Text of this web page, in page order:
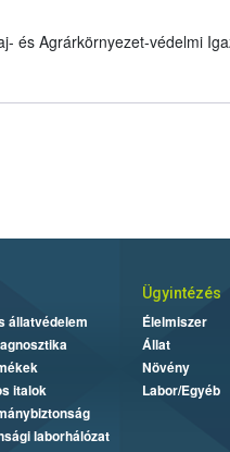
és Agrárkörnyezet-védelmi
állatvédelem
italok
laborhálózat
Ügyintézés
Élelmiszer
Állat
Növény
Labor/Egyéb